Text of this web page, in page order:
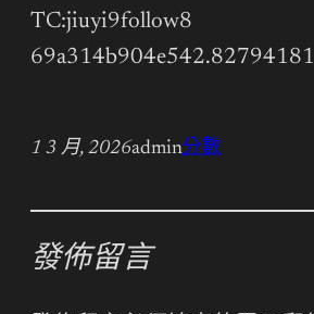
TC:jiuyi9follow8
69a314b904e542.82794181
1 3 月, 2026admin分數
發佈留言